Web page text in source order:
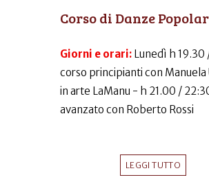
Corso di Danze
Giorni e orari: Lunedì h 19.30
corso principianti con Manuela
in arte LaManu - h 21.00 /
avanzato con Roberto Rossi
LEGGI TUTTO